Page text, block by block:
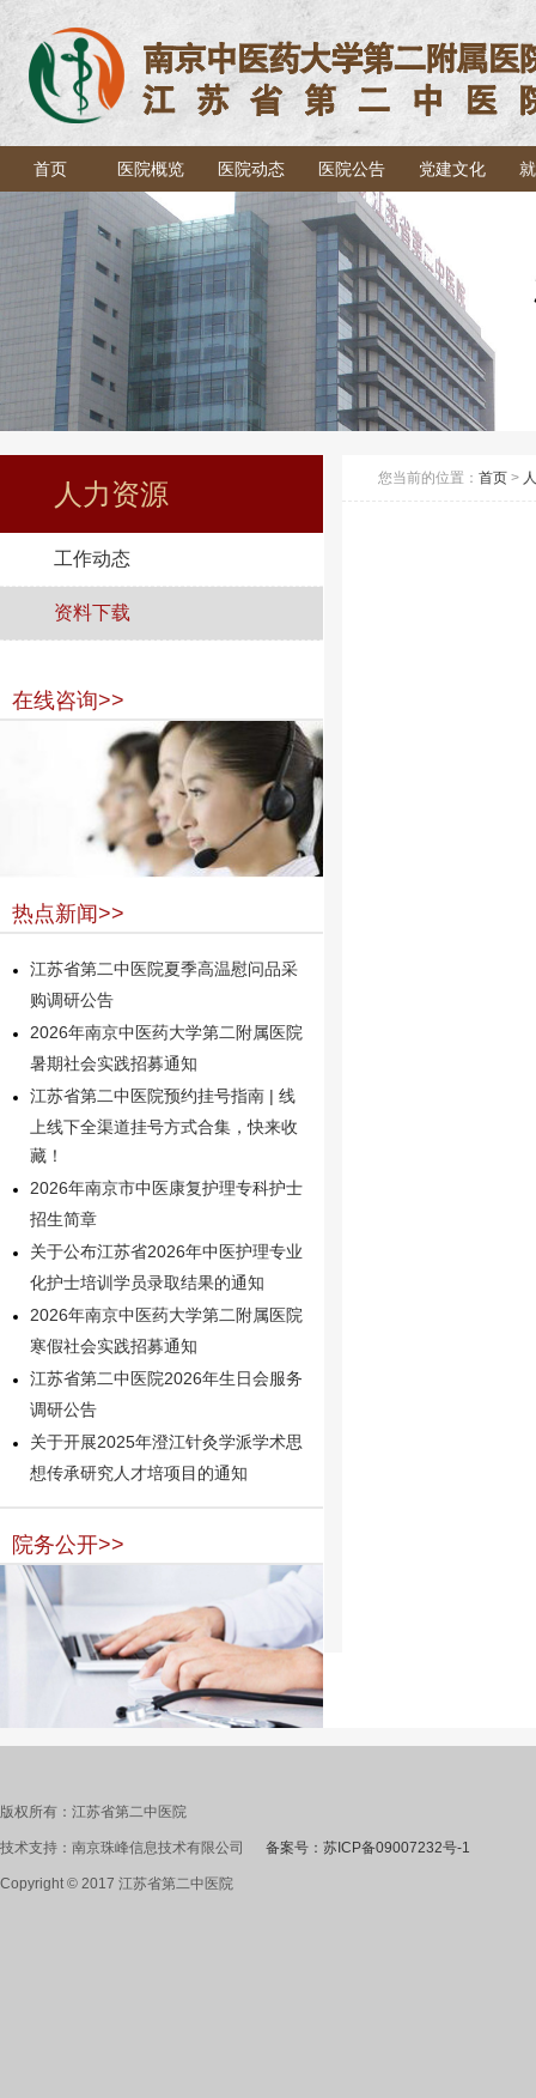
首页 医院概览 医院动态 医院公告 党建文化
人力资源
工作动态
资料下载
在线咨询>>
热点新闻>>
江苏省第二中医院夏季高温慰问品采
购调研公告
2026年南京中医药大学第二附属医院
暑期社会实践招募通知
江苏省第二中医院预约挂号指南 | 线
上线下全渠道挂号方式合集，快来收
藏！
2026年南京市中医康复护理专科护士
招生简章
关于公布江苏省2026年中医护理专业
化护士培训学员录取结果的通知
2026年南京中医药大学第二附属医院
寒假社会实践招募通知
江苏省第二中医院2026年生日会服务
调研公告
关于开展2025年澄江针灸学派学术思
想传承研究人才培项目的通知
院务公开>>
您当前的位置： 首页 >
版权所有：江苏省第二中医院
技术支持：南京珠峰信息技术有限公司 备案号：苏ICP备09007232号-1
Copyright © 2017 江苏省第二中医院